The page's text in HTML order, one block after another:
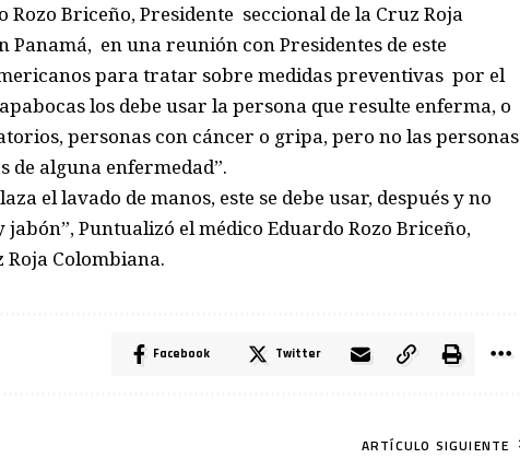
Rozo Briceño, Presidente seccional de la Cruz Roja
en una reunión con Presidentes de este
para tratar sobre medidas preventivas por el
los debe usar la persona que resulte enferma, o
personas con cáncer o gripa, pero no las personas
de alguna enfermedad”.
el lavado de manos, este se debe usar, después y no
Puntualizó el médico Eduardo Rozo Briceño,
Roja Colombiana.
Facebook Twitter
ARTÍCULO SIGUIENTE